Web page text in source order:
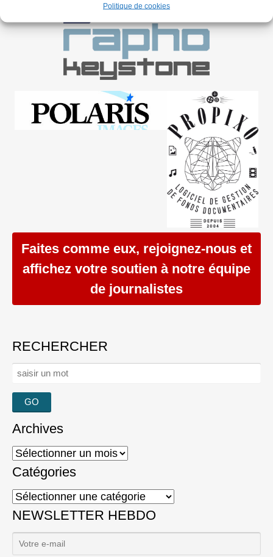
Politique de cookies
Faites comme eux, rejoignez-nous et
affichez votre soutien à notre équipe
de journalistes
RECHERCHER
Rechercher :
Archives
Archives
Catégories
Catégories
NEWSLETTER HEBDO